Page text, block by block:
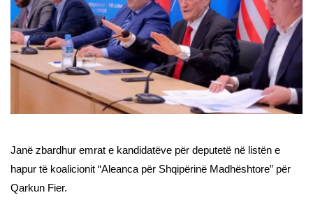
Janë zbardhur emrat e kandidatëve për deputetë në listën e
hapur të koalicionit “Aleanca për Shqipërinë Madhështore” për
Qarkun Fier.